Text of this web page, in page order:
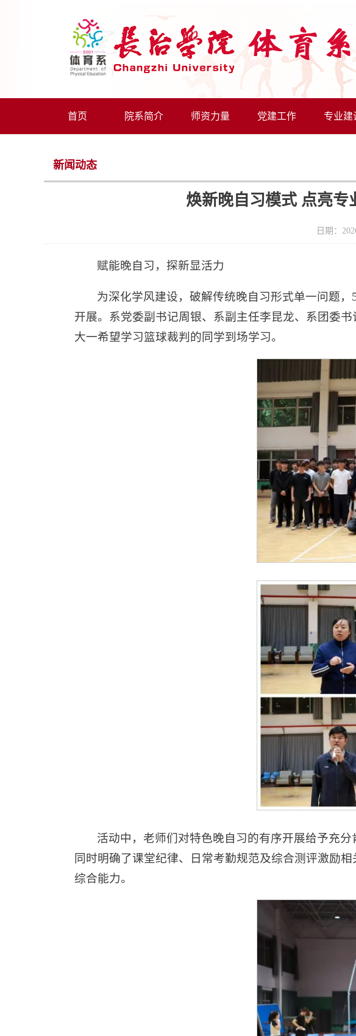
首页 院系简介 师资力量 党建工作 专业建
新闻动态
焕新晚自习模式 点亮
日期：
赋能晚自习，探新显活力
为深化学风建设，破解传统晚自习形式单一问题
开展。系党委副书记周银、系副主任李昆龙、系团委
大一希望学习篮球裁判的同学到场学习。
活动中，老师们对特色晚自习的有序开展给予充
同时明确了课堂纪律、日常考勤规范及综合测评激励
综合能力。